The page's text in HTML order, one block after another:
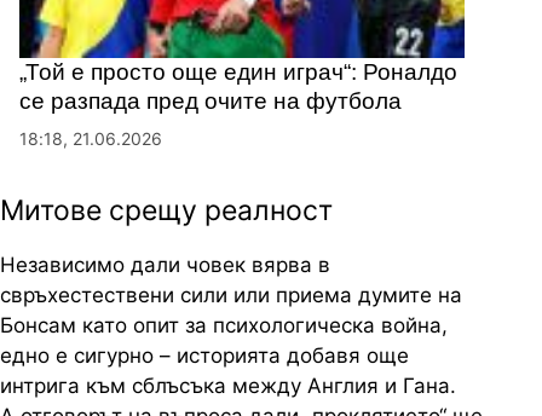
„Той е просто още един играч“: Роналдо
се разпада пред очите на футбола
18:18, 21.06.2026
Митове срещу реалност
Независимо дали човек вярва в
свръхестествени сили или приема думите на
Бонсам като опит за психологическа война,
едно е сигурно – историята добавя още
интрига към сблъсъка между Англия и Гана.